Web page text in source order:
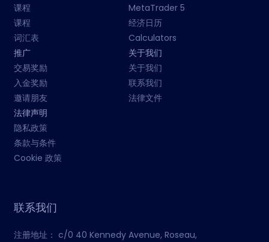
课程
课程
词汇表
MetaTrader 5
经济日历
Calculators
推广
交易奖励
入金奖励
邀请朋友
关于我们
关于我们
联系我们
法律文件
法律声明
隐私政策
条款与条件
Cookie 政策
联系我们
注册地址： c/0 40 Kennedy Avenue, Roseau,